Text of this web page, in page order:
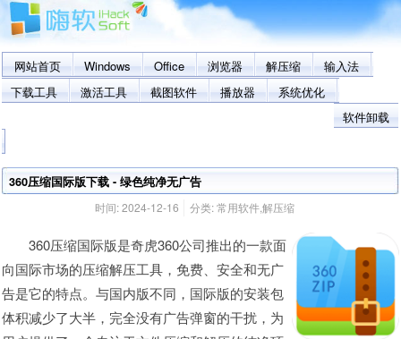
网站首页 Windows Office 浏览器 解压缩
输入法
下载工具
激活工具 截图软件 播放器
系统优化
软件卸载
360压缩国际版下载 - 绿色纯净无广告
时间:2024-12-16 分类:常用软件,解压缩
360压缩国际版是奇虎360公司推出的一款面
向国际市场的压缩解压工具，免费、安全和无广
告是它的特点。与国内版不同，国际版的安装包
体积减少了大半，完全没有广告弹窗的干扰，为